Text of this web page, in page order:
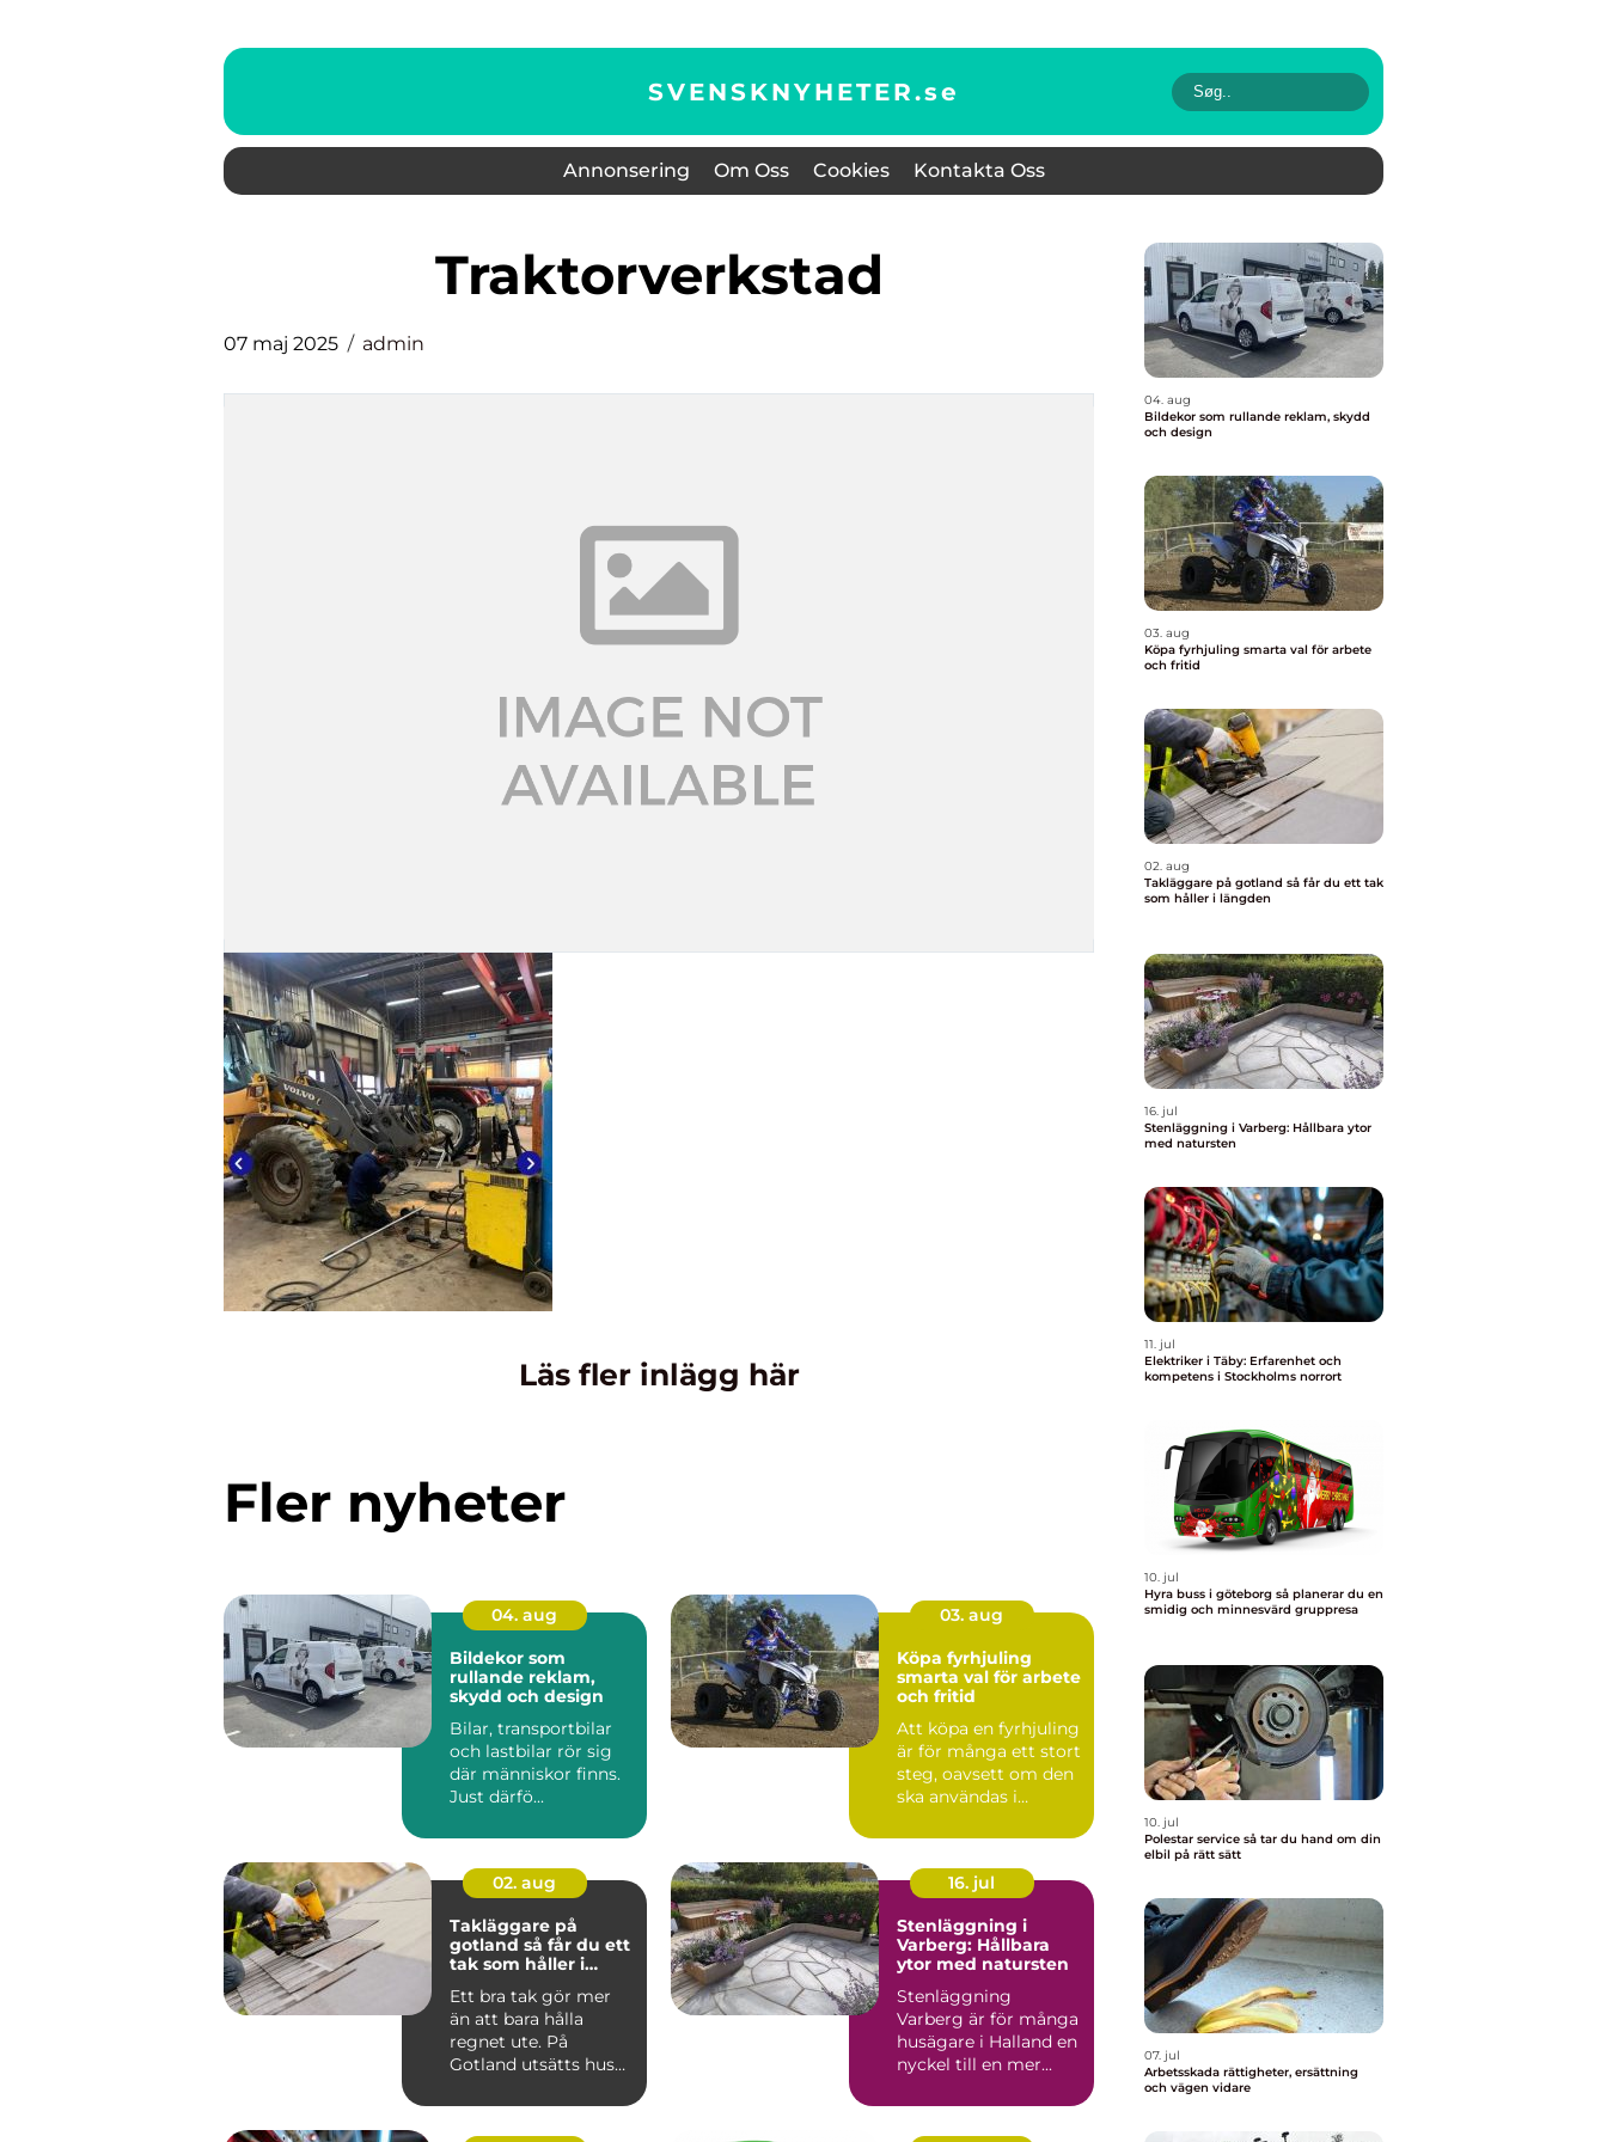
SVENSKNYHETER.se
Annonsering Om Oss Cookies Kontakta Oss
traktorverkstad
07 maj 2025 admin
Läs fler inlägg här
Fler nyheter
04. aug
Bildekor som
rullande reklam,
skydd och design
Bilar, transportbilar
och lastbilar rör sig
där människor finns.
Just därfö...
03. aug
Köpa fyrhjuling
smarta val för arbete
och fritid
Att köpa en fyrhjuling
är för många ett stort
steg, oavsett om den
ska användas i
02. aug
Takläggare på
gotland så får du ett
tak som håller i
Ett bra tak gör mer
än att bara hålla
regnet ute. På
Gotland utsätts hus
saltstän...
16. jul
Stenläggning i
Varberg: Hållbara
ytor med natursten
Stenläggning
Varberg är för många
husägare i Halland en
nyckel till en mer...
04. aug
Bildekor som rullande reklam, skydd
och design
03. aug
Köpa fyrhjuling smarta val för arbete
och fritid
02. aug
Takläggare på gotland så får du ett tak
som håller i längden
16. jul
Stenläggning i Varberg: Hållbara ytor
med natursten
11. jul
Elektriker i Täby: Erfarenhet och
kompetens i Stockholms norrort
10. jul
Hyra buss i göteborg så planerar du en
smidig och minnesvärd gruppresa
10. jul
Polestar service så tar du hand om din
elbil på rätt sätt
07. jul
Arbetsskada rättigheter, ersättning
och vägen vidare